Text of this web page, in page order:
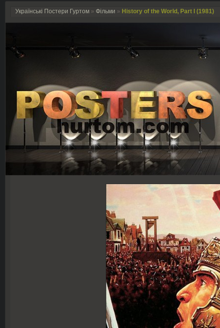
Українські Постери Гуртом » Фільми » History of the World, Part I (1981)